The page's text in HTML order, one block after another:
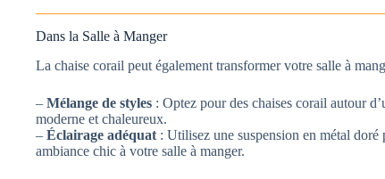
Dans la Salle à Manger
La chaise corail peut également transformer votre salle à
– Mélange de styles : Optez pour des chaises corail autour
moderne et chaleureux.
– Éclairage adéquat : Utilisez une suspension en métal
ambiance chic à votre salle à manger.